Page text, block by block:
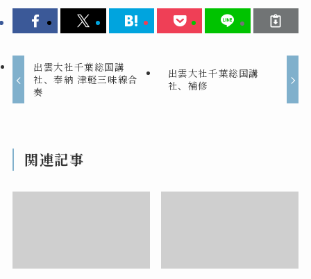
出雲大社千葉総国講
社、奉納 津軽三味線合
奏
出雲大社千葉総国講
社、補修
関連記事